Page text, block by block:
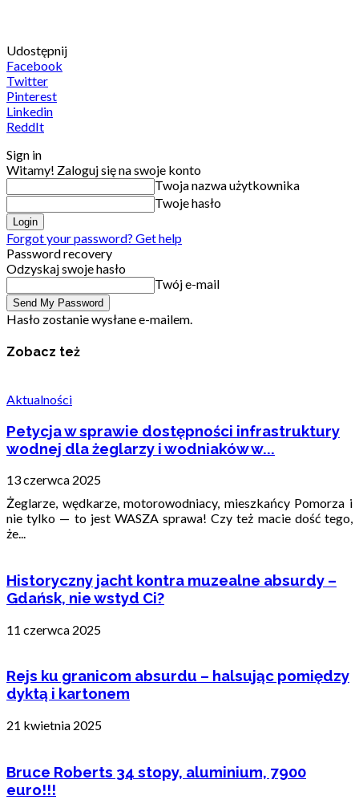
Udostępnij
Facebook
Twitter
Pinterest
Linkedin
ReddIt
Sign in
Witamy! Zaloguj się na swoje konto
Twoja nazwa użytkownika
Twoje hasło
Forgot your password? Get help
Password recovery
Odzyskaj swoje hasło
Twój e-mail
Hasło zostanie wysłane e-mailem.
Zobacz też
Aktualności
Petycja w sprawie dostępności infrastruktury
wodnej dla żeglarzy i wodniaków w...
13 czerwca 2025
Żeglarze, wędkarze, motorowodniacy, mieszkańcy Pomorza i
nie tylko — to jest WASZA sprawa! Czy też macie dość tego,
że...
Historyczny jacht kontra muzealne absurdy –
Gdańsk, nie wstyd Ci?
11 czerwca 2025
Rejs ku granicom absurdu – halsując pomiędzy
dyktą i kartonem
21 kwietnia 2025
Bruce Roberts 34 stopy, aluminium, 7900
euro!!!